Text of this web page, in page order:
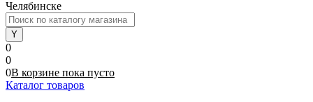
Челябинске
0
0
0В корзине пока пусто
Каталог товаров